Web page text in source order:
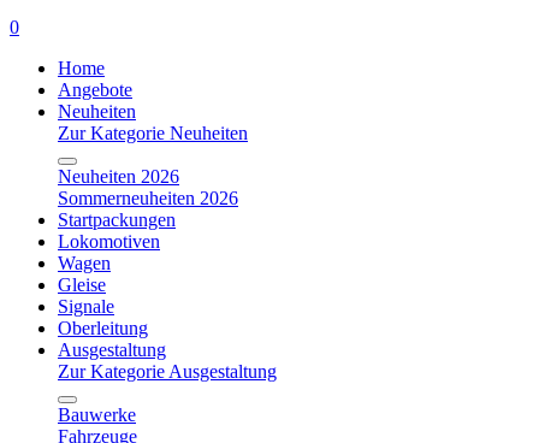
0
Home
Angebote
Neuheiten
Zur Kategorie Neuheiten
Neuheiten 2026
Sommerneuheiten 2026
Startpackungen
Lokomotiven
Wagen
Gleise
Signale
Oberleitung
Ausgestaltung
Zur Kategorie Ausgestaltung
Bauwerke
Fahrzeuge